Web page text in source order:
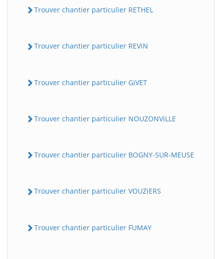
Trouver chantier particulier RETHEL
Trouver chantier particulier REViN
Trouver chantier particulier GiVET
Trouver chantier particulier NOUZONViLLE
Trouver chantier particulier BOGNY-SUR-MEUSE
Trouver chantier particulier VOUZiERS
Trouver chantier particulier FUMAY